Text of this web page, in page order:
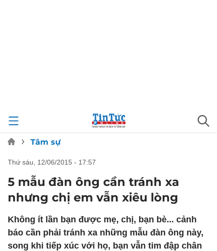
Tâm sự
thứ sáu, 12/06/2015 - 17:57
5 mẫu đàn ông cần tránh xa
nhưng chị em vẫn xiêu lòng
Không ít lần bạn được mẹ, chị, bạn bè... cảnh
báo cần phải tránh xa những mẫu đàn ông này,
song khi tiếp xúc với họ, bạn vẫn tim đập chân